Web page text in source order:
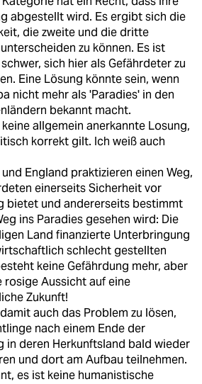
abgestellt wird. Es ergibt sich die
die zweite und die dritte
zu können. Es ist
sich hier als Gefährdeter zu
Eine Lösung könnte sein, wenn
nicht mehr als 'Paradies' in den
bekannt macht.
allgemein anerkannte Losung,
korrekt gilt. Ich weiß auch
England praktizieren einen Weg,
einerseits Sicherheit vor
bietet und andererseits bestimmt
ins Paradies gesehen wird: Die
Land finanzierte Unterbringung
schlecht gestellten
keine Gefährdung mehr, aber
rosige Aussicht auf eine
Zukunft!
auch das Problem zu lösen,
nach einem Ende der
in deren Herkunftsland bald wieder
und dort am Aufbau teilnehmen.
es ist keine humanistische